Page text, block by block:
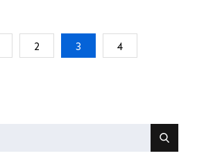
2 3
4